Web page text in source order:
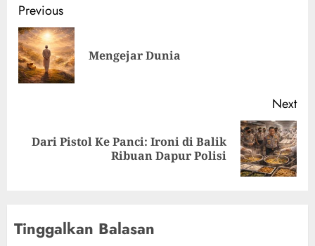
Previous
Mengejar Dunia
Next
Dari Pistol Ke Panci: Ironi di Balik
Ribuan Dapur Polisi
Tinggalkan Balasan